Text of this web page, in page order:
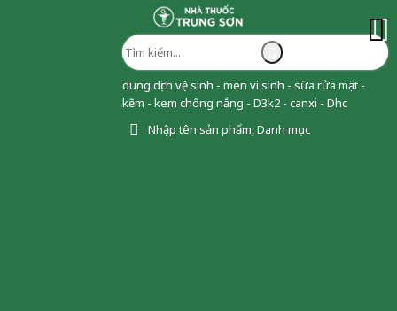
dung dịch vệ sinh - men vi sinh - sữa rửa mặt -
kẽm - kem chống nắng - D3k2 - canxi - Dhc
Nhập tên sản phẩm, Danh mục